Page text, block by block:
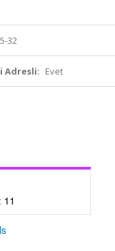
32
Adresli: Evet
11